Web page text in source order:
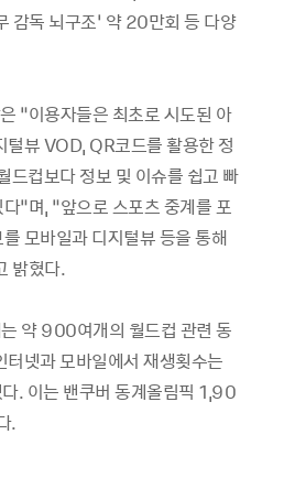
감독 뇌구조’ 약 20만회 등 다양
“이용자들은 최초로 시도된 아
털뷰 VOD, QR코드를 활용한 정
드컵보다 정보 및 이슈를 쉽고 빠
”며, “앞으로 스포츠 중계를 포
모바일과 디지털뷰 등을 통해
밝혔다.
약 900여개의 월드컵 관련 동
터넷과 모바일에서 재생횟수는
. 이는 밴쿠버 동계올림픽 1,90
.